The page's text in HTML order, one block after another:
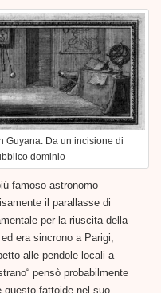
Guyana. Da un incisione di
dominio
famoso astronomo
il parallasse di
per la riuscita della
era sincrono a Parigi,
alle pendole locali a
pensò probabilmente
questo fattoide nel suo